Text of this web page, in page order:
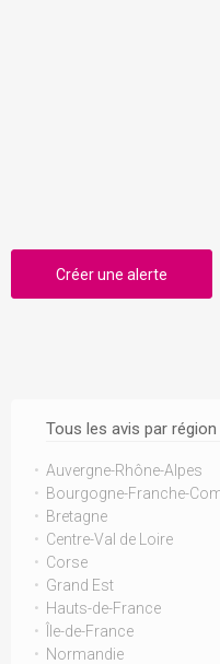
Tous les avis par région
Auvergne-Rhône-Alpes
Bourgogne-Franche-
Bretagne
Centre-Val de Loire
Corse
Grand Est
Hauts-de-France
Île-de-France
Normandie
Créer une alerte